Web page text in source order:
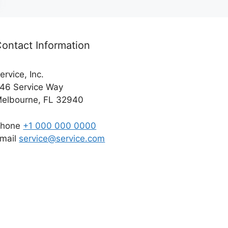
Information
Inc.
Service Way
FL 32940
+1 000 000 0000
service@service.com